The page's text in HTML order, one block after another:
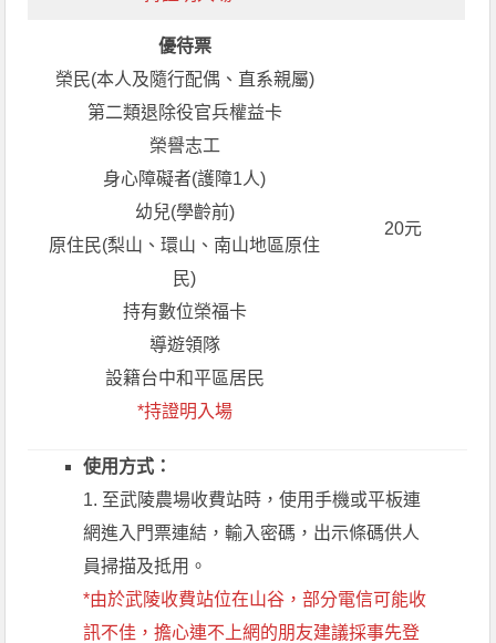
優待票
榮民(本人及隨行配偶、直系親屬)
第二類退除役官兵權益卡
榮譽志工
身心障礙者(護障1人)
幼兒(學齡前)
原住民(梨山、環山、南山地區原住
民)
持有數位榮福卡
導遊領隊
設籍台中和平區居民
*持證明入場
20元
使用方式：
1. 至武陵農場收費站時，使用手機或平板連
網進入門票連結，輸入密碼，出示條碼供人
員掃描及抵用。
*由於武陵收費站位在山谷，部分電信可能收
訊不佳，擔心連不上網的朋友建議採事先登